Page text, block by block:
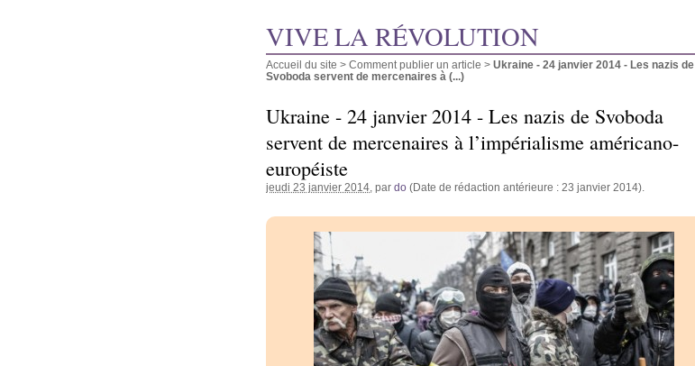
VIVE LA RÉVOLUTION
Accueil du site > Comment publier un article > Ukraine - 24 janvier 2014 - Les nazis de
Svoboda servent de mercenaires à (...)
Ukraine - 24 janvier 2014 - Les nazis de Svoboda
servent de mercenaires à l’impérialisme américano-
européiste
jeudi 23 janvier 2014 , par do (Date de rédaction antérieure : 23 janvier 2014).